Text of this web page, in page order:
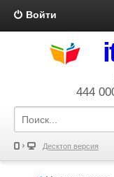
Войти
444
Десктоп версия